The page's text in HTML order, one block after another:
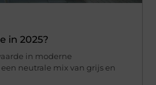
in 2025?
in moderne
neutrale mix van grijs en